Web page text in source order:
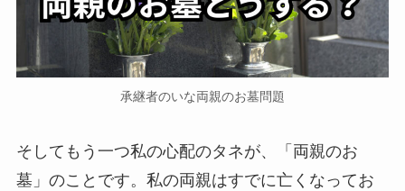
承継者のいな両親のお墓問題
そしてもう一つ私の心配のタネが、「両親のお
墓」のことです。私の両親はすでに亡くなってお